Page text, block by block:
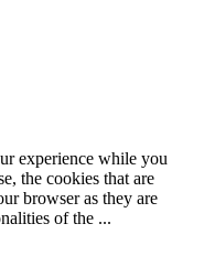
experience while you
the cookies that are
browser as they are
of the ...